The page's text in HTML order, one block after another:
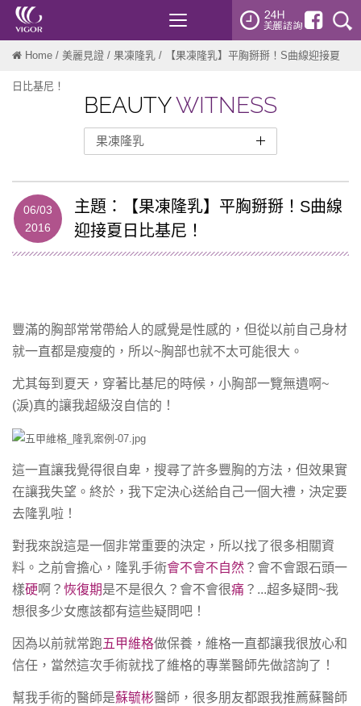
Toggle
navigation
Home / 美麗見證 / 果凍隆乳 / 【果凍隆乳】平胸掰掰！S曲線迎接夏
日比基尼！
果凍隆乳
曼陀女王波
雙眼皮
開眼頭
自體脂肪隆乳
墊下巴
精雕抽脂
自體脂肪補脂
雷射光療
靚顏美體
BEAUTYWITNESS
06/03
2016
主題：【果凍隆乳】平胸掰掰！S曲線
迎接夏日比基尼！
豐滿的胸部常常帶給人的感覺是性感的，但從以前自己身材
就一直都是瘦瘦的，所以~胸部也就不太可能很大。
尤其每到夏天，穿著比基尼的時候，小胸部一覽無遺啊~
(淚)真的讓我超級沒自信的！
這一直讓我覺得很自卑，搜尋了許多豐胸的方法，但效果實
在讓我失望。終於，我下定決心送給自己一個大禮，決定要
去隆乳啦！
對我來說這是一個非常重要的決定，所以找了很多相關資
料。 之前會擔心，隆乳手術會不會不自然 ？會不會跟石頭一
樣硬啊？ 恢復期是不是很久？會不會很痛 ？...超多疑問~我
想很多少女應該都有這些疑問吧！
因為以前就常跑五甲維格做保養，維格一直都讓我很放心和
信任，當然這次手術就找了維格的專業醫師先做諮詢了！
幫我手術的醫師是蘇毓彬醫師，很多朋友都跟我推薦蘇醫師